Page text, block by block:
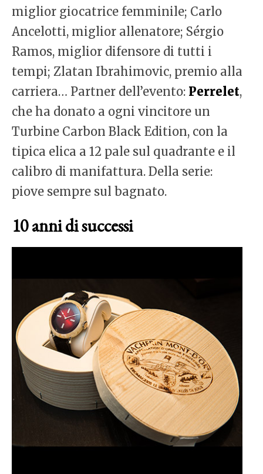
miglior giocatrice femminile; Carlo
Ancelotti, miglior allenatore; Sérgio
Ramos, miglior difensore di tutti i
tempi; Zlatan Ibrahimovic, premio alla
carriera… Partner dell’evento: Perrelet,
che ha donato a ogni vincitore un
Turbine Carbon Black Edition, con la
tipica elica a 12 pale sul quadrante e il
calibro di manifattura. Della serie:
piove sempre sul bagnato.
10 anni di successi